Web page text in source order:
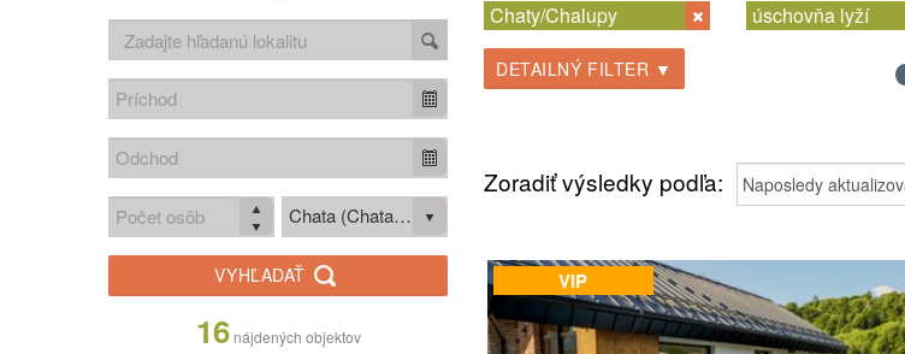
Chata (Chata / Chalupa)
VYHĽADAŤ
16 nájdených objektov
Chaty/Chalupy úschovňa lyží
DETAILNÝ FILTER ▼
Zoradiť výsledky podľa:
VIP